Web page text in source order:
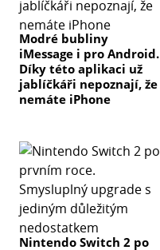
Modré bubliny
iMessage i pro Android.
Díky této aplikaci už
jablíčkáři nepoznají, že
nemáte iPhone
Nintendo Switch 2 po